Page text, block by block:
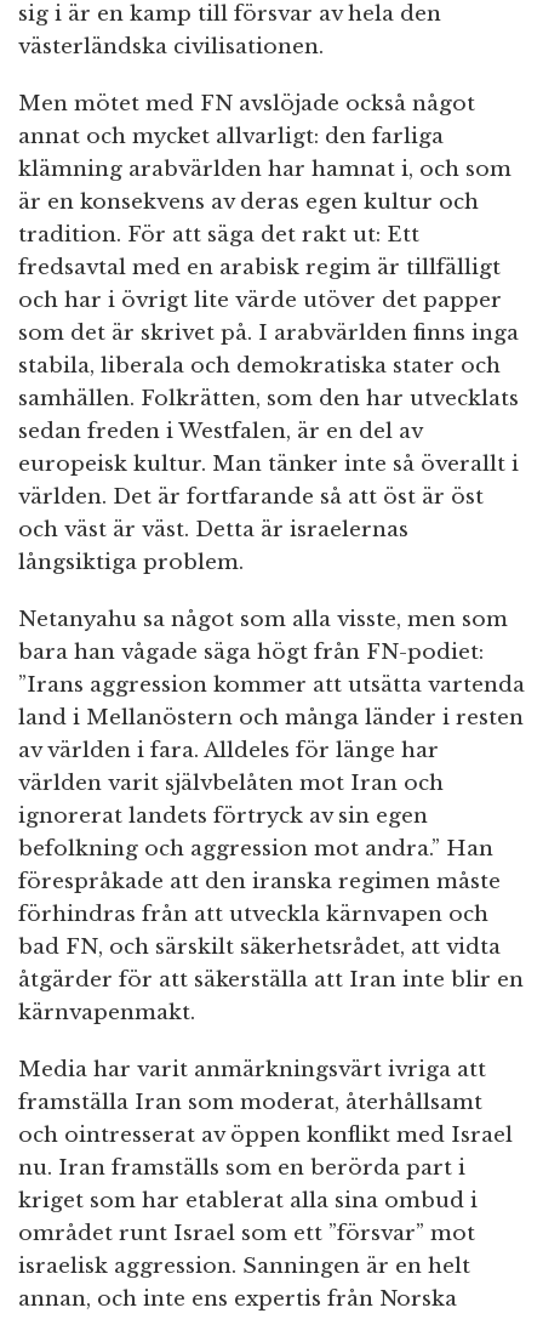
sig i är en kamp till försvar av hela den
västerländska civilisationen.
Men mötet med FN avslöjade också något
annat och mycket allvarligt: ​​den farliga
klämning arabvärlden har hamnat i, och som
är en konsekvens av deras egen kultur och
tradition. För att säga det rakt ut: Ett
fredsavtal med en arabisk regim är tillfälligt
och har i övrigt lite värde utöver det papper
som det är skrivet på. I arabvärlden finns inga
stabila, liberala och demokratiska stater och
samhällen. Folkrätten, som den har utvecklats
sedan freden i Westfalen, är en del av
europeisk kultur. Man tänker inte så överallt i
världen. Det är fortfarande så att öst är öst
och väst är väst. Detta är israelernas
långsiktiga problem.
Netanyahu sa något som alla visste, men som
bara han vågade säga högt från FN-podiet:
”Irans aggression kommer att utsätta vartenda
land i Mellanöstern och många länder i resten
av världen i fara. Alldeles för länge har
världen varit självbelåten mot Iran och
ignorerat landets förtryck av sin egen
befolkning och aggression mot andra.” Han
förespråkade att den iranska regimen måste
förhindras från att utveckla kärnvapen och
bad FN, och särskilt säkerhetsrådet, att vidta
åtgärder för att säkerställa att Iran inte blir en
kärnvapenmakt.
Media har varit anmärkningsvärt ivriga att
framställa Iran som moderat, återhållsamt
och ointresserat av öppen konflikt med Israel
nu. Iran framställs som en berörda part i
kriget som har etablerat alla sina ombud i
området runt Israel som ett ”försvar” mot
israelisk aggression. Sanningen är en helt
annan, och inte ens expertis från Norska